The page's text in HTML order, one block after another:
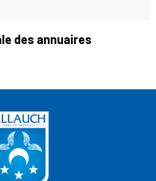
des annuaires